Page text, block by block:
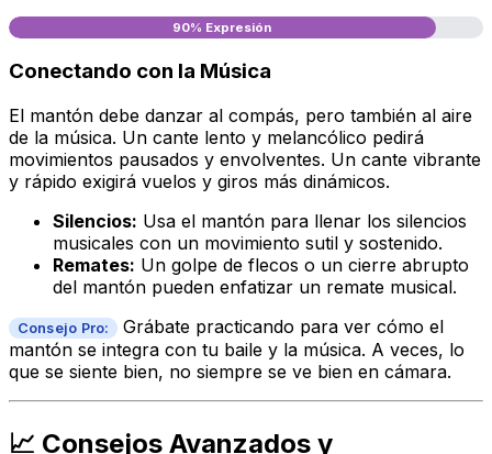
90% Expresión
Conectando con la Música
El mantón debe danzar al compás, pero también al aire
de la música. Un cante lento y melancólico pedirá
movimientos pausados y envolventes. Un cante vibrante
y rápido exigirá vuelos y giros más dinámicos.
Silencios: Usa el mantón para llenar los silencios
musicales con un movimiento sutil y sostenido.
Remates: Un golpe de flecos o un cierre abrupto
del mantón pueden enfatizar un remate musical.
Consejo Pro:
Grábate practicando para ver cómo el
mantón se integra con tu baile y la música. A veces, lo
que se siente bien, no siempre se ve bien en cámara.
📈 Consejos Avanzados y